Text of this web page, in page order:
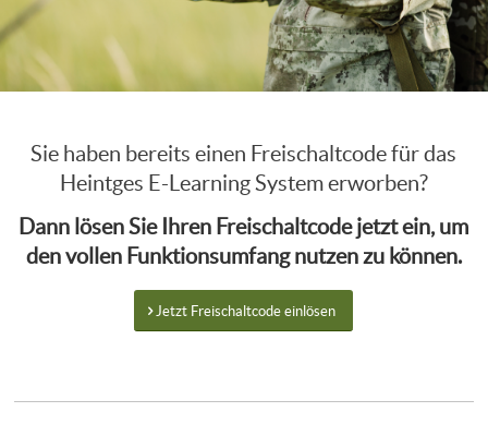
Sie haben bereits einen Freischaltcode für das
Heintges E-Learning System erworben?
Dann lösen Sie Ihren Freischaltcode jetzt ein, um
den vollen Funktionsumfang nutzen zu können.
Jetzt Freischaltcode einlösen